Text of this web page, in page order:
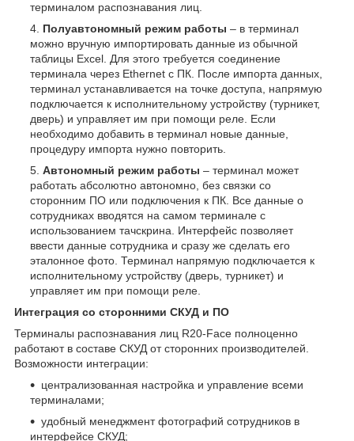
терминалом распознавания лиц.
Полуавтономный режим работы – в терминал
можно вручную импортировать данные из обычной
таблицы Excel. Для этого требуется соединение
терминала через Ethernet с ПК. После импорта данных,
терминал устанавливается на точке доступа, напрямую
подключается к исполнительному устройству (турникет,
дверь) и управляет им при помощи реле. Если
необходимо добавить в терминал новые данные,
процедуру импорта нужно повторить.
Автономный режим работы – терминал может
работать абсолютно автономно, без связки со
сторонним ПО или подключения к ПК. Все данные о
сотрудниках вводятся на самом терминале с
использованием тачскрина. Интерфейс позволяет
ввести данные сотрудника и сразу же сделать его
эталонное фото. Терминал напрямую подключается к
исполнительному устройству (дверь, турникет) и
управляет им при помощи реле.
Интеграция со сторонними СКУД и ПО
Терминалы распознавания лиц R20-Face полноценно
работают в составе СКУД от сторонних производителей.
Возможности интеграции:
централизованная настройка и управление всеми
терминалами;
удобный менеджмент фотографий сотрудников в
интерфейсе СКУД;